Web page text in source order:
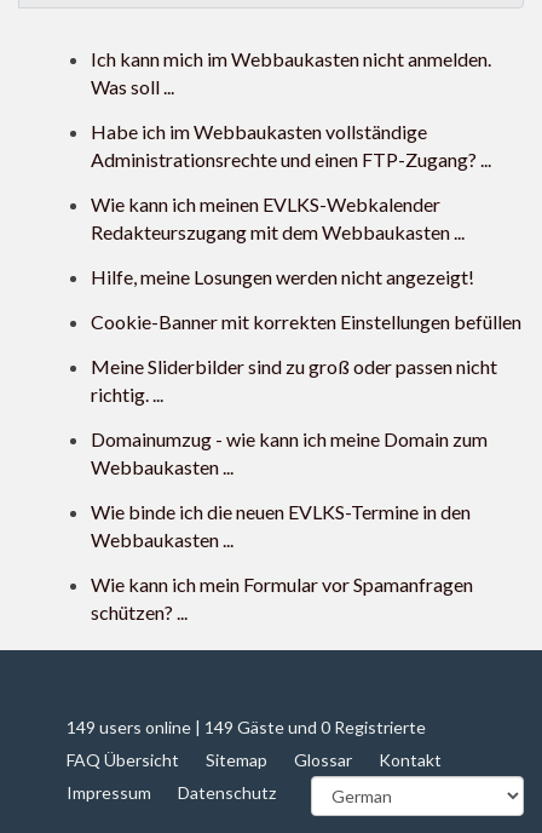
Ich kann mich im Webbaukasten nicht anmelden.
Was soll ...
Habe ich im Webbaukasten vollständige
Administrationsrechte und einen FTP-Zugang? ...
Wie kann ich meinen EVLKS-Webkalender
Redakteurszugang mit dem Webbaukasten ...
Hilfe, meine Losungen werden nicht angezeigt!
Cookie-Banner mit korrekten Einstellungen befüllen
Meine Sliderbilder sind zu groß oder passen nicht
richtig. ...
Domainumzug - wie kann ich meine Domain zum
Webbaukasten ...
Wie binde ich die neuen EVLKS-Termine in den
Webbaukasten ...
Wie kann ich mein Formular vor Spamanfragen
schützen? ...
149 users online | 149 Gäste und 0 Registrierte
FAQ Übersicht
Sitemap Glossar
Kontakt
Impressum
Datenschutz